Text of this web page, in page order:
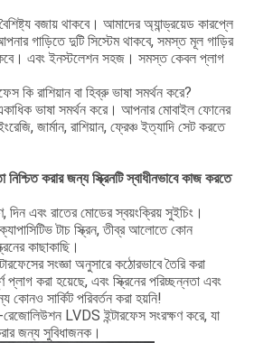
বজায় থাকবে। আমাদের অ্যান্ড্রয়েড কারপ্লে
গাড়িতে দুটি সিস্টেম থাকবে, সমস্ত মূল গাড়ির
এবং ইনস্টলেশন সহজ। সমস্ত কেবল প্লাগ
কি রাশিয়ান বা হিব্রু ভাষা সমর্থন করে?
ভাষা সমর্থন করে। আপনার মোবাইল ফোনের
জার্মান, রাশিয়ান, ফ্রেঞ্চ ইত্যাদি সেট করতে
নিশ্চিত করার জন্য স্ক্রিনটি স্বাধীনভাবে কাজ করতে
দিন এবং রাতের মোডের স্বয়ংক্রিয় সুইচিং।
ক্যাপাসিটিভ টাচ স্ক্রিন, তীব্র আলোতে কোন
কাছাকাছি।
সংজ্ঞা অনুসারে কঠোরভাবে তৈরি করা
প্লাগ করা হয়েছে, এবং স্ক্রিনের পরিচ্ছন্নতা এবং
কোনও সার্কিট পরিবর্তন করা হয়নি!
রেজোলিউশন LVDS ইন্টারফেস সংরক্ষণ করে, যা
জন্য সুবিধাজনক।